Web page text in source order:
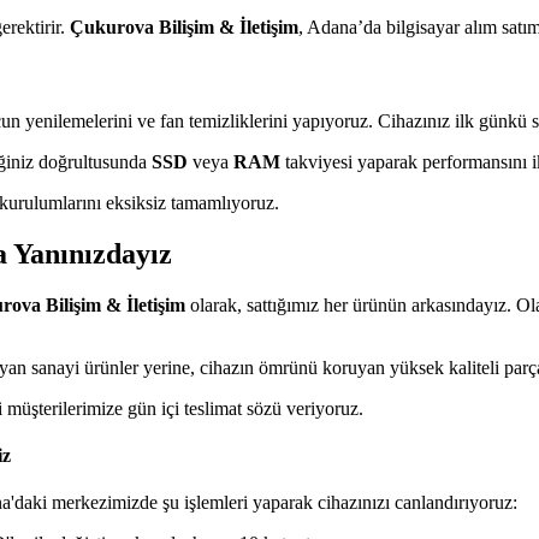
Çukurova Bilişim & İletişim, Adana’da bilgisayar alım
yenilemelerini ve fan temizliklerini yapıyoruz. Cihazınız ilk günkü
doğrultusunda SSD veya RAM takviyesi yaparak performansını
eksiksiz tamamlıyoruz.
Bilişim & İletişim olarak, sattığımız her ürünün arkasındayız.
sanayi ürünler yerine, cihazın ömrünü koruyan yüksek kaliteli
müşterilerimize gün içi teslimat sözü veriyoruz.
merkezimizde şu işlemleri yaparak cihazınızı canlandırıyoruz: